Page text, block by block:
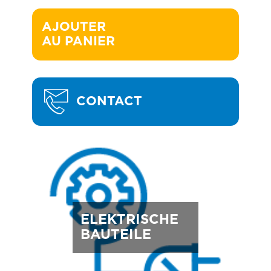
AJOUTER
AU PANIER
CONTACT
ELEKTRISCHE
BAUTEILE